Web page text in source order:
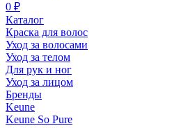
0 ₽
Каталог
Краска для волос
Уход за волосами
Уход за телом
Для рук и ног
Уход за лицом
Бренды
Keune
Keune So Pure